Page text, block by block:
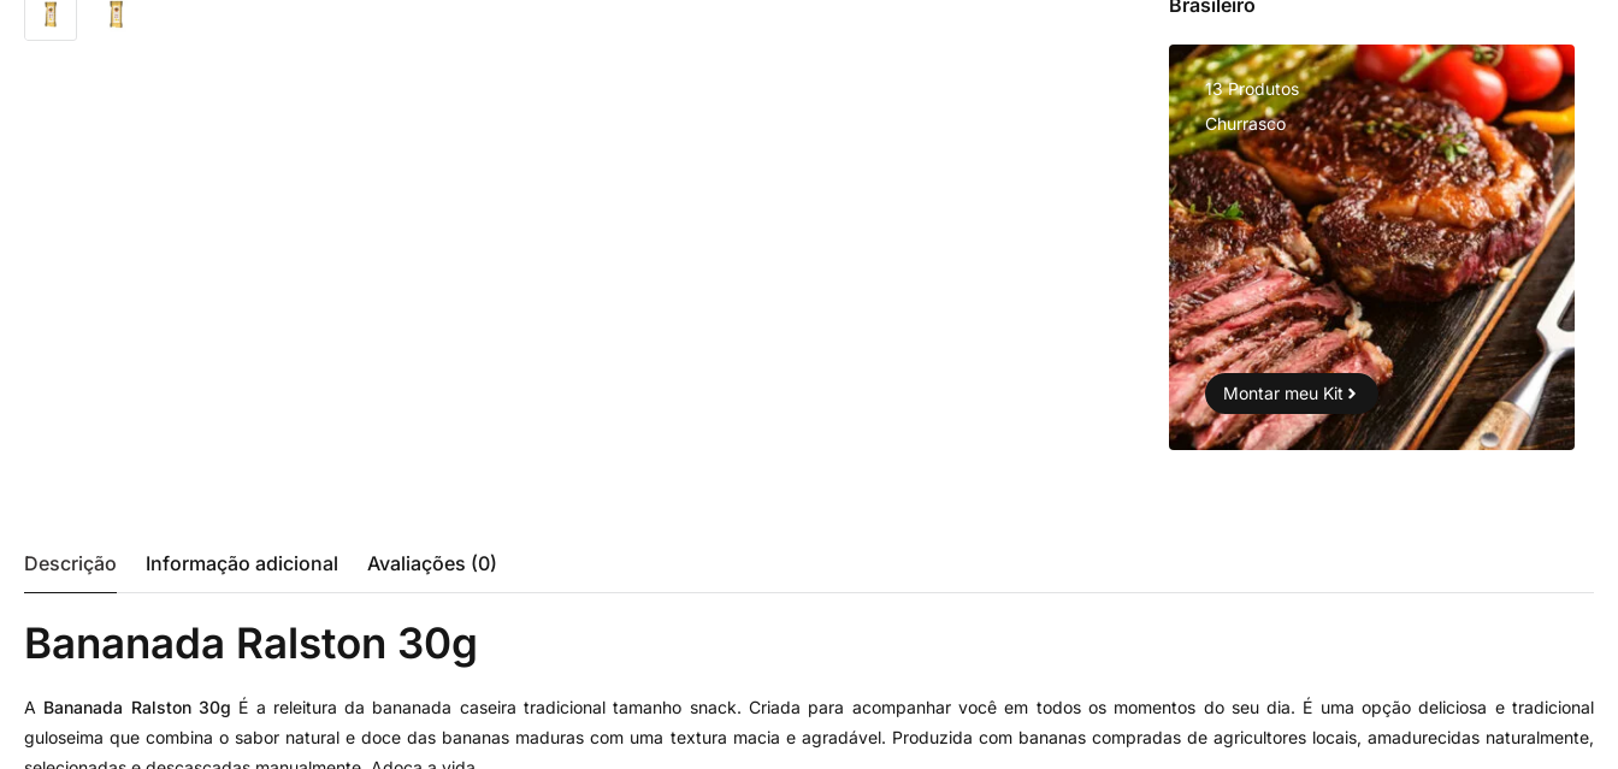
Brasileiro
13 Produtos
Churrasco
Montar meu Kit
Descrição Informação adicional Avaliações (0)
Bananada Ralston 30g
A Bananada Ralston 30g É a releitura da bananada caseira tradicional tamanho snack. Criada para acompanhar você em todos os momentos do seu dia. É uma opção deliciosa e tradicional
guloseima que combina o sabor natural e doce das bananas maduras com uma textura macia e agradável. Produzida com bananas compradas de agricultores locais, amadurecidas naturalmente,